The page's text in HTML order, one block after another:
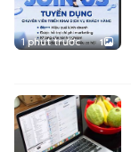
1 phút trước 1